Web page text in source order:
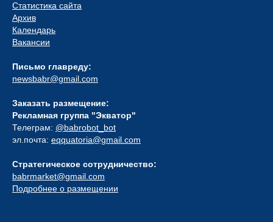
Статистика сайта
Архив
Календарь
Вакансии
Письмо главреду:
newsbabr@gmail.com
Заказать размещение:
Рекламная группа "Экватор"
Телеграм: @babrobot_bot
эл.почта: eqquatoria@gmail.com
Стратегическое сотрудничество:
babrmarket@gmail.com
Подробнее о размещении